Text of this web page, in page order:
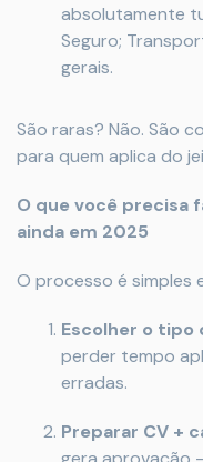
absolutamente
Seguro;
gerais.
São raras? Não. São
para quem aplica do
O que você precisa
ainda em 2025
O processo é simples
Escolher o
perder tempo
erradas.
Preparar CV +